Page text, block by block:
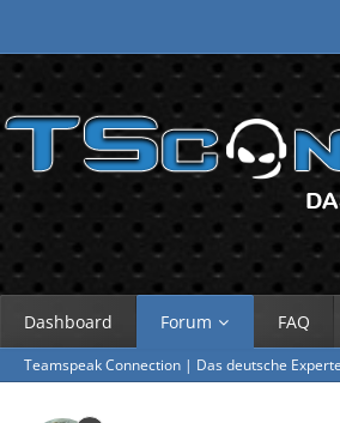
Dashboard Forum FAQ
Teamspeak Connection | Das deutsche